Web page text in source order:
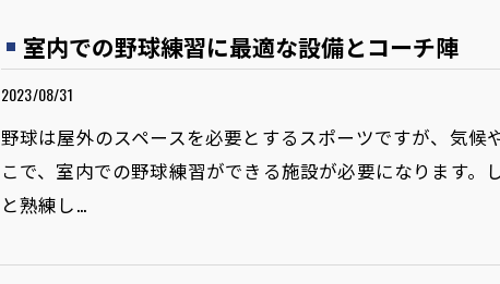
室内での野球練習に最適な設備とコーチ陣
2023/08/31
野球は屋外のスペースを必要とするスポーツですが、気候
こで、室内での野球練習ができる施設が必要になります
と熟練し…